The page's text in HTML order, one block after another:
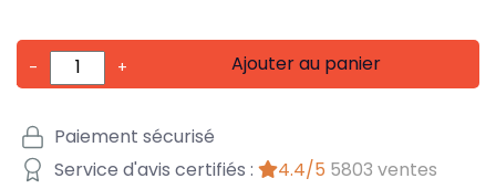
- + Ajouter au panier
Paiement sécurisé
Service d'avis certifiés :
4.4/5 5803 ventes